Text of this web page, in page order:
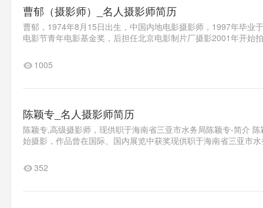
曹郁（摄影师）_名人摄影师简历
曹郁，1974年8月15日出生，中国内地电影摄影师，1997年毕业
电影节青年电影基金奖，后担任北京电影制片厂摄影2001年开始
1005
陈颖专_名人摄影师简历
陈颖专,高级摄影师，现供职于海南省三亚市水务局陈颖专-简介
始摄影，作品曾在国际、国内展览中获奖现供职于海南省三亚市
352